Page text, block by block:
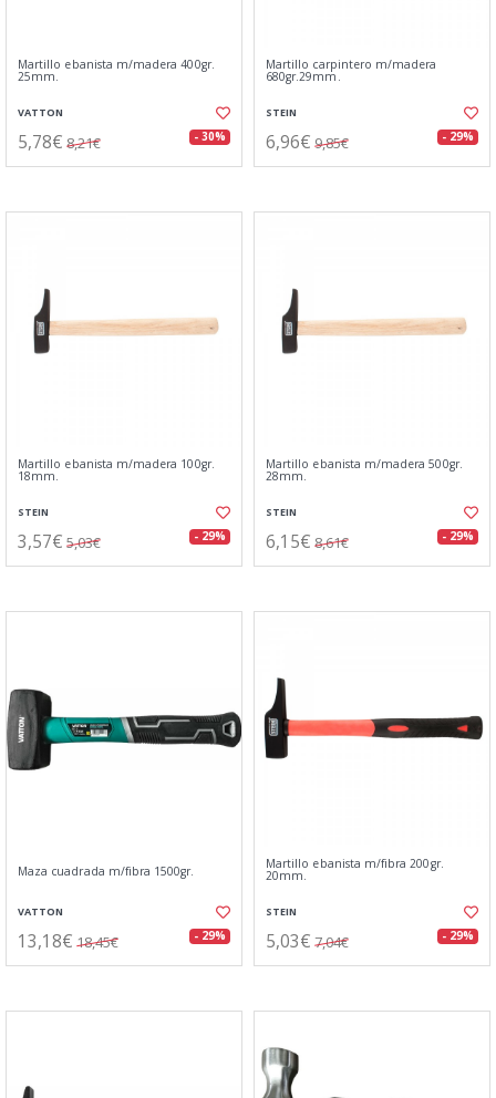
Martillo ebanista m/madera 400gr.
25mm.
VATTON
5,78€ 8,21€ - 30%
Martillo carpintero m/madera
680gr.29mm.
STEIN
6,96€ 9,85€ - 29%
Martillo ebanista m/madera 100gr.
18mm.
STEIN
3,57€ 5,03€ - 29%
Martillo ebanista m/madera 500gr.
28mm.
STEIN
6,15€ 8,61€ - 29%
Maza cuadrada m/fibra 1500gr.
VATTON
13,18€ 18,45€ - 29%
Martillo ebanista m/fibra 200gr.
20mm.
STEIN
5,03€ 7,04€ - 29%